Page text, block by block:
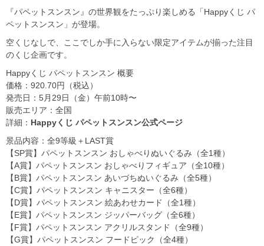
『パペットスンスン』の世界観をたっぷり楽しめる「Happyくじ パ
ペットスンスン」が登場。
空くじなしで、ここでしか手に入らない限定アイテムが揃った注目
のくじ企画です。
Happyくじ パペットスンスン 概要
価格：920.70円（税込）
発売日：5月29日（金）午前10時〜
販売エリア：全国
詳細： Happyくじ パペットスンスン公式ページ
景品内容：全9等級＋LAST賞
【SP賞】パペットスンスン おしゃべりぬいぐるみ（全1種）
【A賞】パペットスンスン おしゃべりフィギュア（全10種）
【B賞】パペットスンスン あいづちぬいぐるみ（全5種）
【C賞】パペットスンスン キャニスター（全6種）
【D賞】パペットスンスン 絵あわせカード（全1種）
【E賞】パペットスンスン ジッパーバッグ（全6種）
【F賞】パペットスンスン アクリルスタンド（全9種）
【G賞】パペットスンスン フードピック（全4種）